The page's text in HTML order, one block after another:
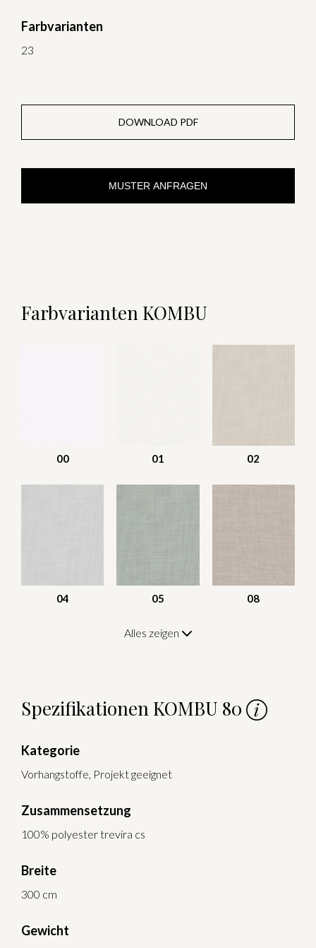
Farbvarianten
23
DOWNLOAD PDF
MUSTER ANFRAGEN
Farbvarianten KOMBU
00 01 02
04 05 08
Alles zeigen
Spezifikationen KOMBU 80
Kategorie
Vorhangstoffe, Projekt geeignet
Zusammensetzung
100% polyester trevira cs
Breite
300 cm
Gewicht